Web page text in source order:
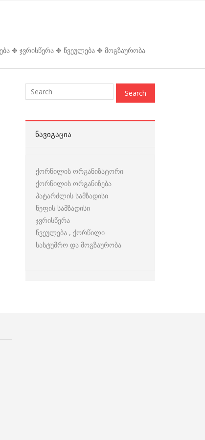
✥ ჯვრისწერა ✥ წვეულება ✥ მოგზაურობა
ᲜᲐᲕᲘᲒᲐᲪᲘᲐ
ქორწილის ორგანიზატორი
ქორწილის ორგანიზება
პატარძლის სამზადისი
ნეფის სამზადისი
ჯვრისწერა
წვეულება , ქორწილი
სასტუმრო და მოგზაურობა